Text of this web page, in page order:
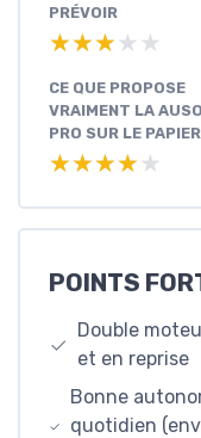
PRÉVOIR
★★★★★
★★★★★
CE QUE PROPOSE
VRAIMENT LA
PRO SUR LE PAPIER
★★★★★
★★★★★
POINTS
Double
et en reprise
Bonne
quotidien